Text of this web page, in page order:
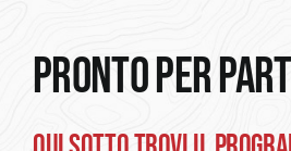
PROGRAMMA
PRONTO PER